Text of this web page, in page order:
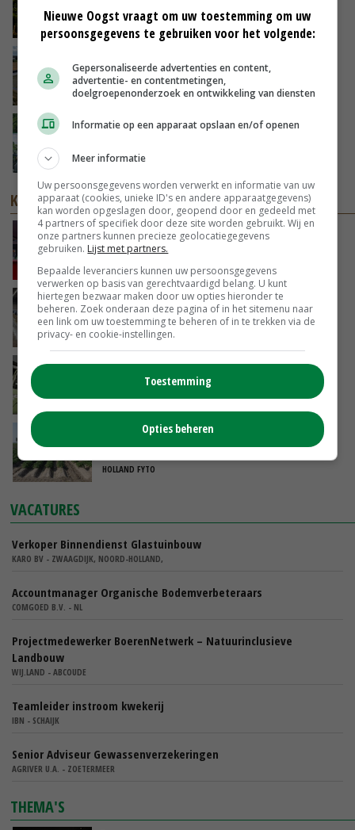
minister spreekt van ‘ondernemersrisico’
GISTEREN, 16:27
Droogte veroorzaakt steeds meer problemen:
‘Bassin afgelopen week al leeg’
06-08-2026
Oekraïne-vlogger Kees Huizinga: ‘Bezoek van
GISTEREN, 12:00
KENNISPARTNERS
Hoge prijzen en droogte: hoe kan zwavel
helpen bij de bemesting?
YARA
Internationale kennis helpt veehouder
productie en rantsoen te optimaliseren
THETRANSITIONCOMPANY
Meewerkende jongeren op het bedrijf: niet
zonder risico's
AB WERKT ZUID-NEDERLAND
Virusdruk vraagt om bredere aanpak in
pootaardappelen
HOLLAND FYTO
VACATURES
Verkoper Binnendienst Glastuinbouw
KARO BV - ZWAAGDIJK, NOORD-HOLLAND,
Accountmanager Organische Bodemverbeteraars
COMGOED B.V. - NL
Projectmedewerker BoerenNetwerk – Natuurinclusieve
Landbouw
WIJ.LAND - ABCOUDE
Teamleider instroom kwekerij
IBN - SCHAIJK
Senior Adviseur Gewassenverzekeringen
AGRIVER U.A. - ZOETERMEER
THEMA'S
Nieuwe Oogst vraagt om uw toestemming om uw
persoonsgegevens te gebruiken voor het volgende:
Gepersonaliseerde advertenties en content,
advertentie- en contentmetingen,
doelgroepenonderzoek en ontwikkeling van diensten
Informatie op een apparaat opslaan en/of openen
Meer informatie
Uw persoonsgegevens worden verwerkt en informatie van uw
apparaat (cookies, unieke ID's en andere apparaatgegevens)
kan worden opgeslagen door, geopend door en gedeeld met
4 partners of specifiek door deze site worden gebruikt. Wij en
onze partners kunnen precieze geolocatiegegevens
gebruiken. Lijst met partners.
Bepaalde leveranciers kunnen uw persoonsgegevens
verwerken op basis van gerechtvaardigd belang. U kunt
hiertegen bezwaar maken door uw opties hieronder te
beheren. Zoek onderaan deze pagina of in het sitemenu naar
een link om uw toestemming te beheren of in te trekken via de
privacy- en cookie-instellingen.
Toestemming
Opties beheren